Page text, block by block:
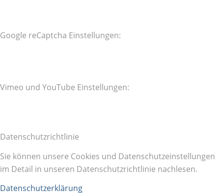
Google reCaptcha Einstellungen:
Vimeo und YouTube Einstellungen:
Datenschutzrichtlinie
Sie können unsere Cookies und Datenschutzeinstellungen
im Detail in unseren Datenschutzrichtlinie nachlesen.
Datenschutzerklärung